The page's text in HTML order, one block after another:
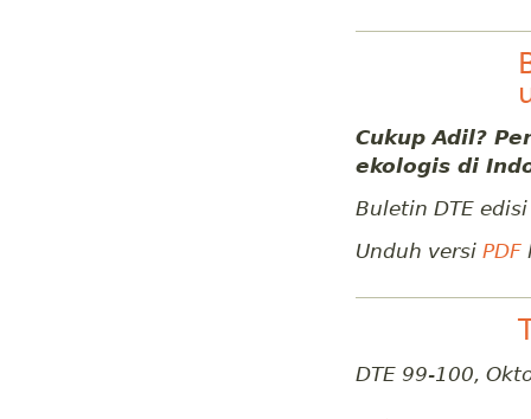
Cukup Adil?
ekologis di
Buletin DTE
Unduh versi PDF
DTE 99-100,